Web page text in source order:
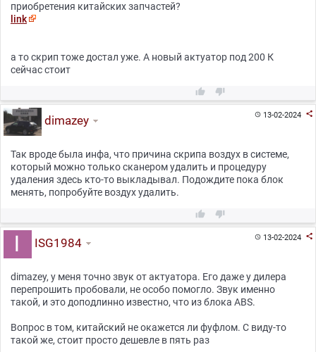
приобретения китайских запчастей?
link
а то скрип тоже достал уже. А новый актуатор под 200 К
сейчас стоит
 
13-02-2024 
dimazey
Так вроде была инфа, что причина скрипа воздух в системе,
который можно только сканером удалить и процедуру
удаления здесь кто-то выкладывал. Подождите пока блок
менять, попробуйте воздух удалить.
 
13-02-2024 
ISG1984
dimazey, у меня точно звук от актуатора. Его даже у дилера
перепрошить пробовали, не особо помогло. Звук именно
такой, и это доподлинно известно, что из блока ABS.
Вопрос в том, китайский не окажется ли фуфлом. С виду-то
такой же, стоит просто дешевле в пять раз